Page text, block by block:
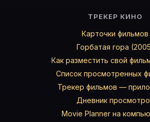
ТРЕКЕР КИНО
Карточки фильмов
Горбатая гора
Как разместить свой
Список просмотренных
Трекер фильмов —
Дневник
Movie Planner на